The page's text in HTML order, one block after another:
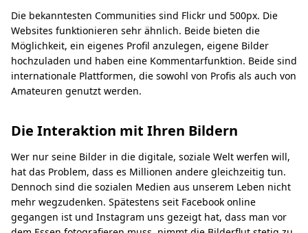
Die bekanntesten Communities sind Flickr und 500px. Die
Websites funktionieren sehr ähnlich. Beide bieten die
Möglichkeit, ein eigenes Profil anzulegen, eigene Bilder
hochzuladen und haben eine Kommentarfunktion. Beide sind
internationale Plattformen, die sowohl von Profis als auch von
Amateuren genutzt werden.
Die Interaktion mit Ihren Bildern
Wer nur seine Bilder in die digitale, soziale Welt werfen will,
hat das Problem, dass es Millionen andere gleichzeitig tun.
Dennoch sind die sozialen Medien aus unserem Leben nicht
mehr wegzudenken. Spätestens seit Facebook online
gegangen ist und Instagram uns gezeigt hat, dass man vor